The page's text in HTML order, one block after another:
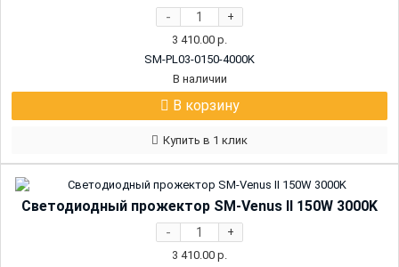
- +
3 410.00 р.
SM-PL03-0150-4000K
В наличии
В корзину
Купить в 1 клик
Светодиодный прожектор SM-Venus II 150W 3000K
- +
3 410.00 р.